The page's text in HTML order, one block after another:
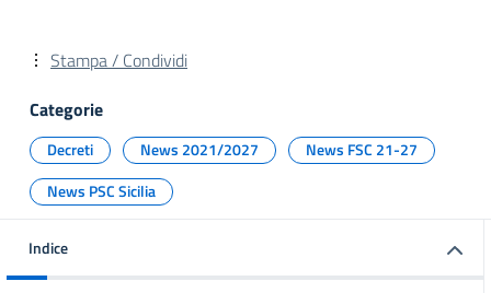
Stampa / Condividi
Categorie
Decreti News 2021/2027
News FSC 21-27
News PSC Sicilia
Indice